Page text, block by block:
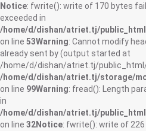
Notice: fwrite(): write of 170 bytes
exceeded in
/home/d/dishan/atriet.tj/
on line 53Warning: Cannot modify
already sent by (output started at
/home/d/dishan/atriet.tj/
/home/d/dishan/atriet.tj/storage/
on line 99Warning: fread(): Length
in
/home/d/dishan/atriet.tj/
on line 32Notice: fwrite(): write of